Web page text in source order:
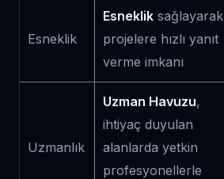
Esneklik
Esneklik sağlayarak
projelere hızlı yanıt
verme imkanı
Uzmanlık
Uzman Havuzu,
ihtiyaç duyulan
alanlarda yetkin
profesyonellerle